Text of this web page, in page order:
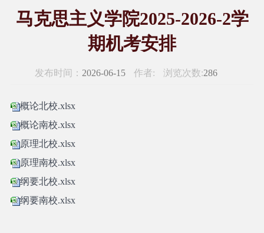
马克思主义学院2025-2026-2学
期机考安排
发布时间： 2026-06-15 作者: 浏览次数:286
概论北校.xlsx
概论南校.xlsx
原理北校.xlsx
原理南校.xlsx
纲要北校.xlsx
纲要南校.xlsx